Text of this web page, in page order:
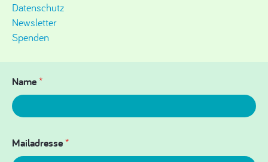
Datenschutz
Newsletter
Spenden
Name*
Mailadresse*